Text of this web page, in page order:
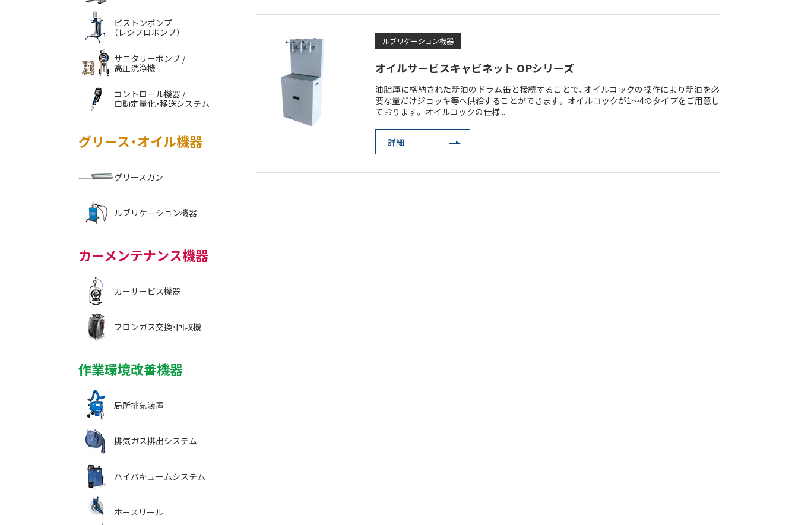
ルブリケーション機器
オイルサービスキャビネット OPシリーズ
油脂庫に格納された新油のドラム缶と接続することで、オイルコックの操作により新油を必
要な量だけジョッキ等へ供給することができます。 オイルコックが1〜4のタイプをご用意し
ております。 オイルコックの仕様...
詳細
ピストンポンプ
（レシプロポンプ）
サニタリーポンプ /
高圧洗浄機
コントロール機器 /
自動定量化・移送システム
グリース・オイル機器
グリースガン
ルブリケーション機器
カーメンテナンス機器
カーサービス機器
フロンガス交換・回収機
作業環境改善機器
局所排気装置
排気ガス排出システム
ハイバキュームシステム
ホースリール